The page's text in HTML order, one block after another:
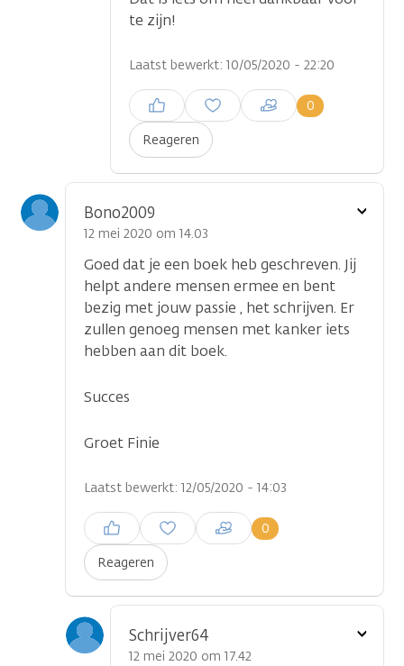
te zijn!
Laatst bewerkt: 10/05/2020 - 22:20
Reageren
0
Inloggen om een reactie te
plaatsen
Bono2009
12 mei 2020 om 14.03
Goed dat je een boek heb geschreven. Jij
helpt andere mensen ermee en bent
bezig met jouw passie , het schrijven. Er
zullen genoeg mensen met kanker iets
hebben aan dit boek.
Succes
Groet Finie
Laatst bewerkt: 12/05/2020 - 14:03
Reageren
0
Inloggen om een reactie te
plaatsen
Toon
Schrijver64
12 mei 2020 om 17.42
Toon